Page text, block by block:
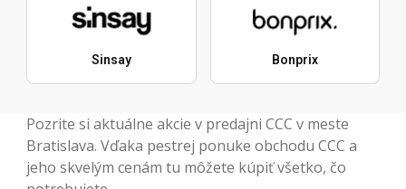
Sinsay Bonprix
Pozrite si aktuálne akcie v predajni CCC v meste
Bratislava. Vďaka pestrej ponuke obchodu CCC a
jeho skvelým cenám tu môžete kúpiť všetko, čo